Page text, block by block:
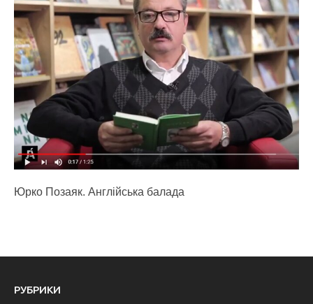
Юрко Позаяк. Англійська балада
РУБРИКИ